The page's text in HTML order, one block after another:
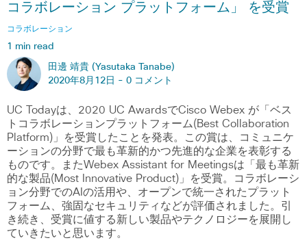
コラボレーション プラットフォーム」 を受賞
コラボレーション
1 min read
田邊 靖貴 (Yasutaka Tanabe)
2020年8月12日 - 0 コメント
UC Todayは、2020 UC AwardsでCisco Webex が「ベス
トコラボレーションプラットフォーム(Best Collaboration
Platform)」を受賞したことを発表。この賞は、コミュニケ
ーションの分野で最も革新的かつ先進的な企業を表彰する
ものです。またWebex Assistant for Meetingsは「最も革新
的な製品(Most Innovative Product)」を受賞。コラボレーシ
ョン分野でのAIの活用や、オープンで統一されたプラット
フォーム、強固なセキュリティなどが評価されました。引
き続き、受賞に値する新しい製品やテクノロジーを展開し
ていきたいと思います。